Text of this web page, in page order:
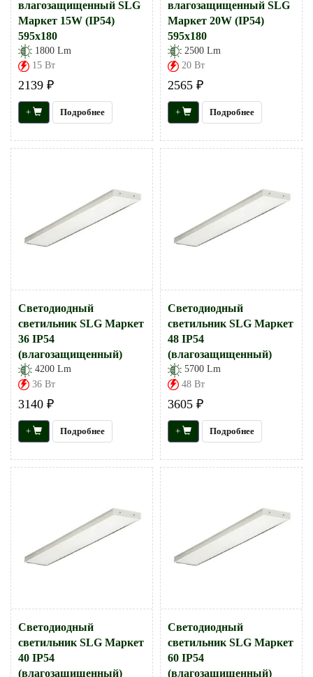
влагозащищенный SLG
Маркет 15W (IP54)
595х180
1800 Lm
15 Вт
2139 ₽
+ Подробнее
влагозащищенный SLG
Маркет 20W (IP54)
595х180
2500 Lm
20 Вт
2565 ₽
+ Подробнее
Светодиодный
светильник SLG Маркет
36 IP54
(влагозащищенный)
4200 Lm
36 Вт
3140 ₽
+ Подробнее
Светодиодный
светильник SLG Маркет
48 IP54
(влагозащищенный)
5700 Lm
48 Вт
3605 ₽
+ Подробнее
Светодиодный
светильник SLG Маркет
40 IP54
(влагозащищенный)
Светодиодный
светильник SLG Маркет
60 IP54
(влагозащищенный)